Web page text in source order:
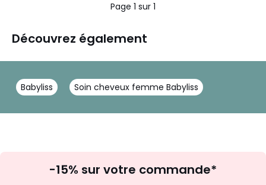
Page 1 sur 1
Découvrez également
Babyliss Soin cheveux femme Babyliss
à
-15% sur votre commande*